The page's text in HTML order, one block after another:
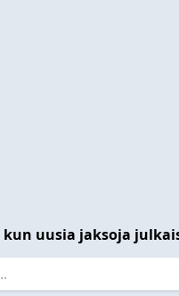
uusia jaksoja